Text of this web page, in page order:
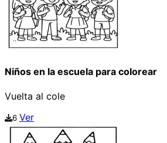
Niños en la escuela para colorear
Vuelta al cole
6 Ver